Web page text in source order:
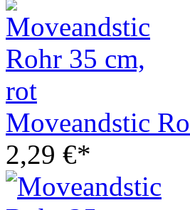
Moveandstic
2,29 €*